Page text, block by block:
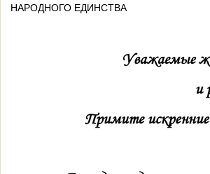
НАРОДНОГО ЕДИНСТВА